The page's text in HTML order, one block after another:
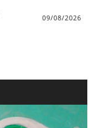
09/08/2026